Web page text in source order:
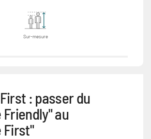
Sur-mesure
: passer du
Friendly" au
First"